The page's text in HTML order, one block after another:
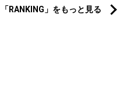
「RANKING」をもっと見る